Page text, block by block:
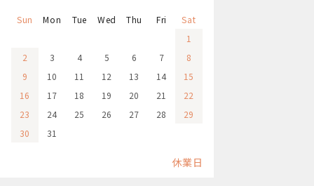
Sun Mon Tue Wed Thu Fri
Sat
1
2
3 4 5 6 7
8
9
10 11 12 13 14
15
16
17 18 19 20 21
22
23
24 25 26 27 28
29
30
31
休業日